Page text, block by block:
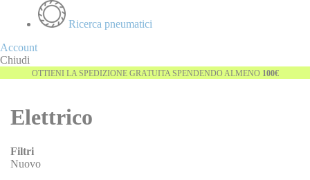
Ricerca pneumatici
Account
Chiudi
OTTIENI LA SPEDIZIONE GRATUITA SPENDENDO ALMENO 100€
Elettrico
Filtri
Nuovo